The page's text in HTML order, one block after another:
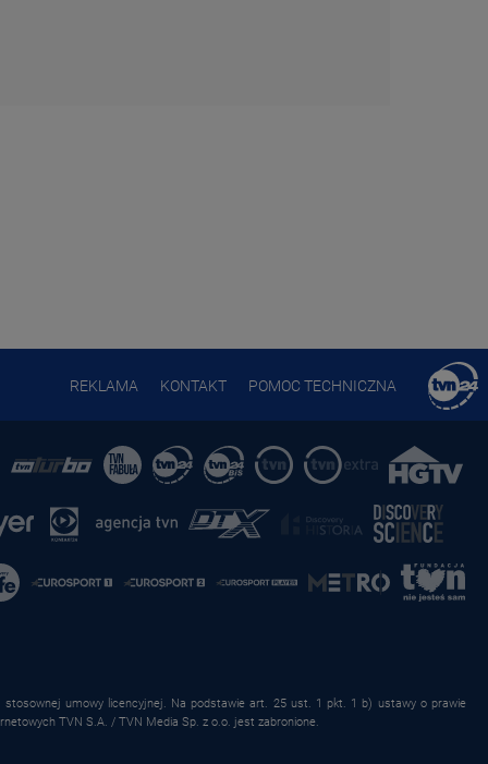
REKLAMA KONTAKT POMOC TECHNICZNA
stosownej umowy licencyjnej. Na podstawie art. 25 ust. 1 pkt. 1 b) ustawy o prawie
TVN S.A. / TVN Media Sp. z o.o. jest zabronione.